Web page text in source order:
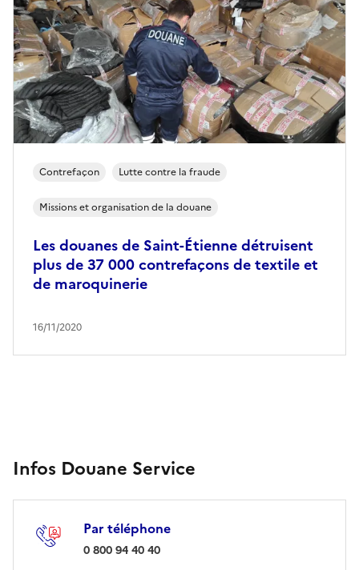
Contrefaçon Lutte contre la fraude
Missions et organisation de la douane
16/11/2020
Les douanes de Saint-Étienne détruisent
plus de 37 000 contrefaçons de textile et
de maroquinerie
Infos Douane Service
Par téléphone
: 0 800 94 40 40
0 800 94 40 40